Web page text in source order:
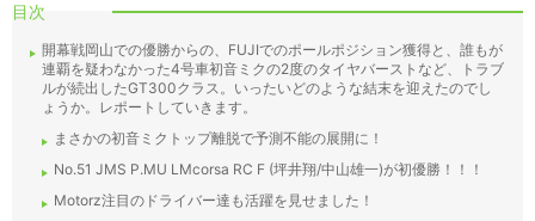
目次
開幕戦岡山での優勝からの、FUJIでのポールポジション獲得と、誰もが
連覇を疑わなかった4号車初音ミクの2度のタイヤバーストなど、トラブ
ルが続出したGT300クラス。いったいどのような結末を迎えたのでし
ょうか。レポートしていきます。
まさかの初音ミクトップ離脱で予測不能の展開に！
No.51 JMS P.MU LMcorsa RC F (坪井翔/中山雄一)が初優勝！！！
Motorz注目のドライバー達も活躍を見せました！